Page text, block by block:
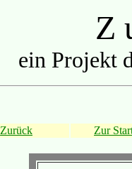
Z
ein Projekt
Zurück
Zur